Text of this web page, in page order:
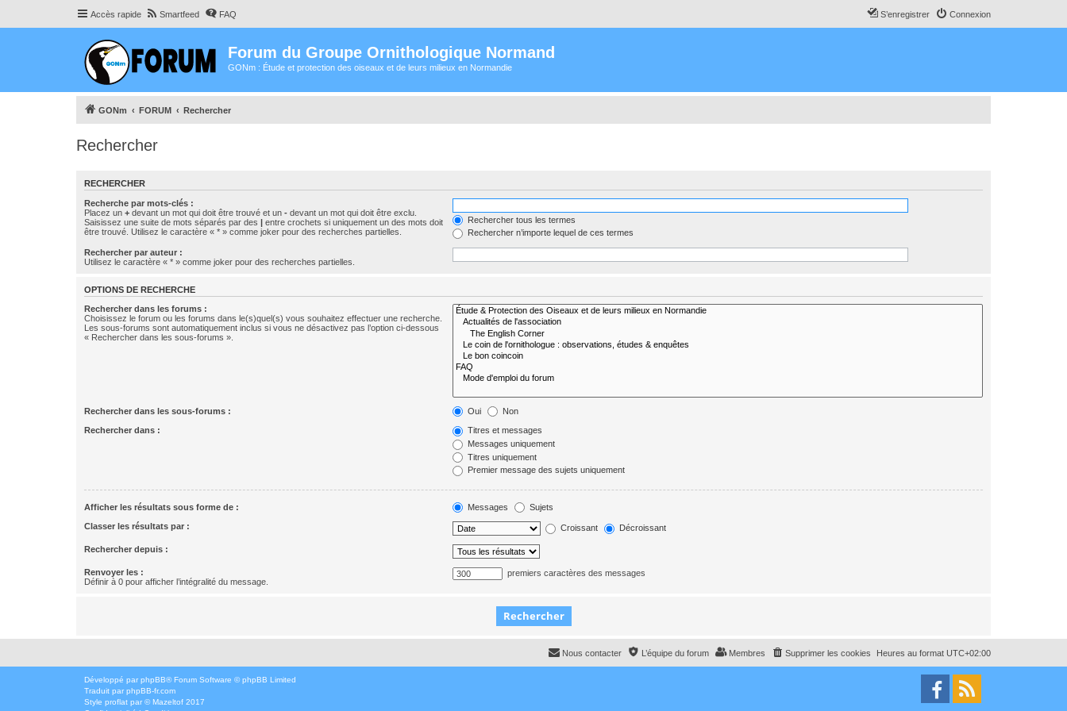
Accès rapide Smartfeed FAQ Connexion
S’enregistrer
Forum du Groupe Ornithologique Normand
GONm : Étude et protection des oiseaux et de leurs milieux en Normandie
GONm FORUM Rechercher
Rechercher
RECHERCHER
Recherche par mots-clés :
Placez un + devant un mot qui doit être trouvé et un - devant un mot qui doit être exclu.
Saisissez une suite de mots séparés par des | entre crochets si uniquement un des mots doit
être trouvé. Utilisez le caractère « * » comme joker pour des recherches partielles.
Rechercher tous les termes
Rechercher n’importe lequel de ces termes
Rechercher par auteur :
Utilisez le caractère « * » comme joker pour des recherches partielles.
OPTIONS DE RECHERCHE
Rechercher dans les forums :
Choisissez le forum ou les forums dans le(s)quel(s) vous souhaitez effectuer une recherche.
Les sous-forums sont automatiquement inclus si vous ne désactivez pas l’option ci-dessous
« Rechercher dans les sous-forums ».
Rechercher dans les sous-forums : Oui Non
Rechercher dans :
Titres et messages
Messages uniquement
Titres uniquement
Premier message des sujets uniquement
Afficher les résultats sous forme de : Messages Sujets
Classer les résultats par : Croissant Décroissant
Rechercher depuis :
Renvoyer les :
Définir à 0 pour afficher l’intégralité du message.
premiers caractères des messages
Heures au format UTC+02:00
Supprimer les cookies
Membres
L’équipe du forum
Nous contacter
Développé par phpBB® Forum Software © phpBB Limited
Traduit par phpBB-fr.com
Style proflat par © Mazeltof 2017